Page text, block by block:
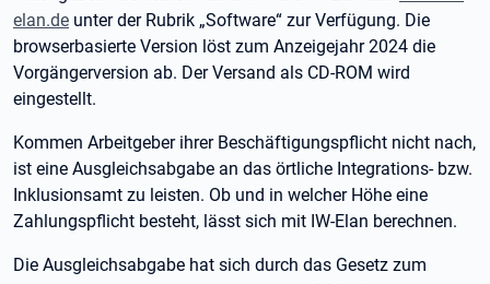
elan.de unter der Rubrik „Software“ zur Verfügung. Die
browserbasierte Version löst zum Anzeigejahr 2024 die
Vorgängerversion ab. Der Versand als CD-ROM wird
eingestellt.
Kommen Arbeitgeber ihrer Beschäftigungspflicht nicht nach,
ist eine Ausgleichsabgabe an das örtliche Integrations- bzw.
Inklusionsamt zu leisten. Ob und in welcher Höhe eine
Zahlungspflicht besteht, lässt sich mit IW-Elan berechnen.
Die Ausgleichsabgabe hat sich durch das Gesetz zum